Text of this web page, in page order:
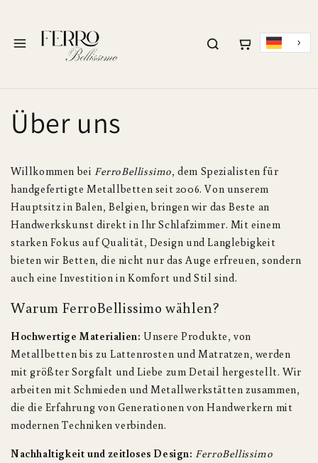
Über uns
Willkommen bei FerroBellissimo, dem Spezialisten für
handgefertigte Metallbetten seit 2006. Von unserem
Hauptsitz in Balen, Belgien, bringen wir das Beste an
Handwerkskunst direkt in Ihr Schlafzimmer. Mit einem
starken Fokus auf Qualität, Design und Langlebigkeit
bieten wir Betten, die nicht nur das Auge erfreuen, sondern
auch eine Investition in Komfort und Stil sind.
Warum FerroBellissimo wählen?
Hochwertige Materialien: Unsere Produkte, von
Metallbetten bis zu Lattenrosten und Matratzen, werden
mit größter Sorgfalt und Liebe zum Detail hergestellt. Wir
arbeiten mit Schmieden und Metallwerkstätten zusammen,
die die Erfahrung von Generationen von Handwerkern mit
modernen Techniken verbinden.
Nachhaltigkeit und zeitloses Design: FerroBellissimo